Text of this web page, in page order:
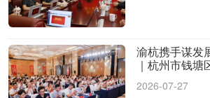
渝杭携手谋发
｜杭州市钱
2026-07-27